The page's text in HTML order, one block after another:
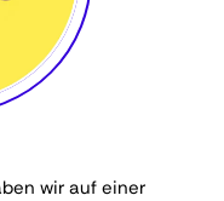
wir auf einer